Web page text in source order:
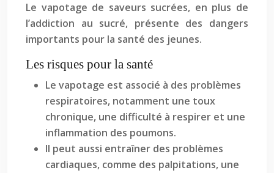
Le vapotage de saveurs sucrées, en plus de
l’addiction au sucré, présente des dangers
importants pour la santé des jeunes.
Les risques pour la santé
Le vapotage est associé à des problèmes
respiratoires, notamment une toux
chronique, une difficulté à respirer et une
inflammation des poumons.
Il peut aussi entraîner des problèmes
cardiaques, comme des palpitations, une